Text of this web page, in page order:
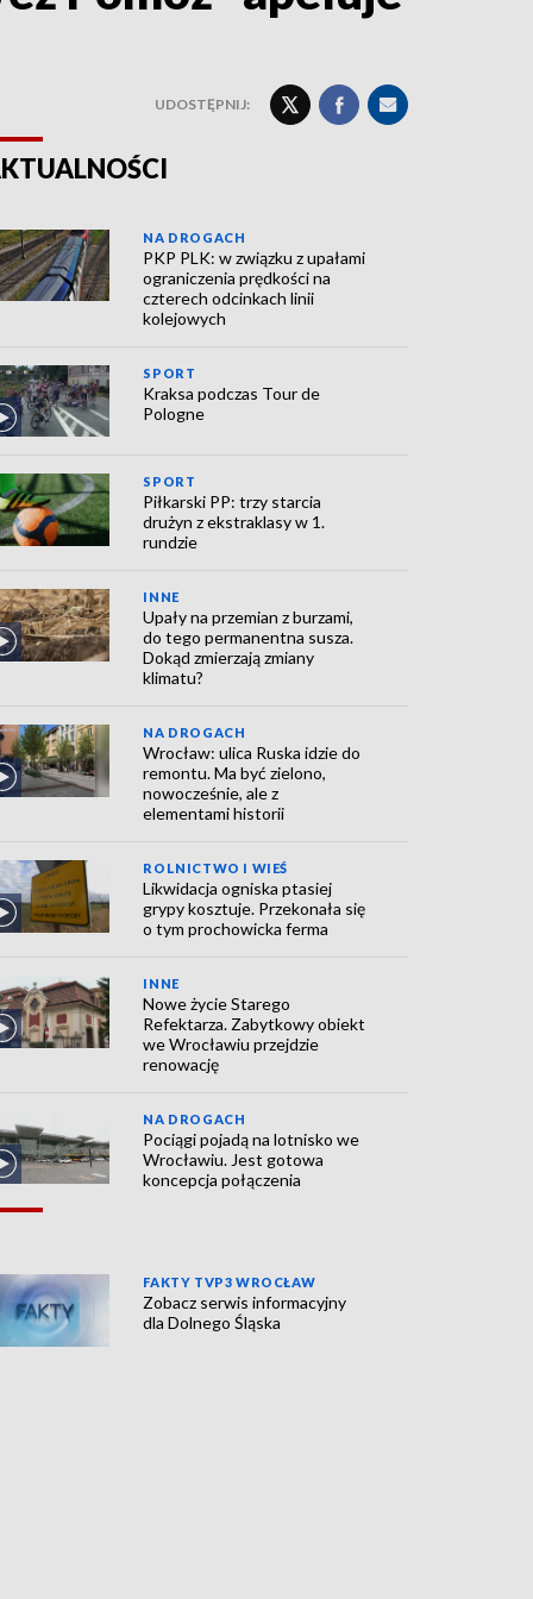
UDOSTĘPNIJ:
NA DROGACH
PKP PLK: w związku z upałami
ograniczenia prędkości na
czterech odcinkach linii
kolejowych
SPORT
Kraksa podczas Tour de
Pologne
SPORT
Piłkarski PP: trzy starcia
drużyn z ekstraklasy w 1.
rundzie
INNE
Upały na przemian z burzami,
do tego permanentna susza.
Dokąd zmierzają zmiany
klimatu?
NA DROGACH
Wrocław: ulica Ruska idzie do
remontu. Ma być zielono,
nowocześnie, ale z
elementami historii
ROLNICTWO I WIEŚ
Likwidacja ogniska ptasiej
grypy kosztuje. Przekonała się
o tym prochowicka ferma
INNE
Nowe życie Starego
Refektarza. Zabytkowy obiekt
we Wrocławiu przejdzie
renowację
NA DROGACH
Pociągi pojadą na lotnisko we
Wrocławiu. Jest gotowa
koncepcja połączenia
FAKTY TVP3 WROCŁAW
Zobacz serwis informacyjny
dla Dolnego Śląska